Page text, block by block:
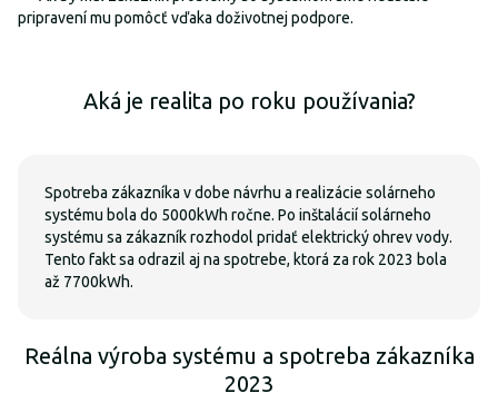
pripravení mu pomôcť vďaka doživotnej podpore.
Aká je realita po roku používania?
Spotreba zákazníka v dobe návrhu a realizácie solárneho
systému bola do 5000kWh ročne. Po inštalácií solárneho
systému sa zákazník rozhodol pridať elektrický ohrev vody.
Tento fakt sa odrazil aj na spotrebe, ktorá za rok 2023 bola
až 7700kWh.
Reálna výroba systému a spotreba zákazníka
2023